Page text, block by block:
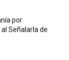
por
Señalarla de